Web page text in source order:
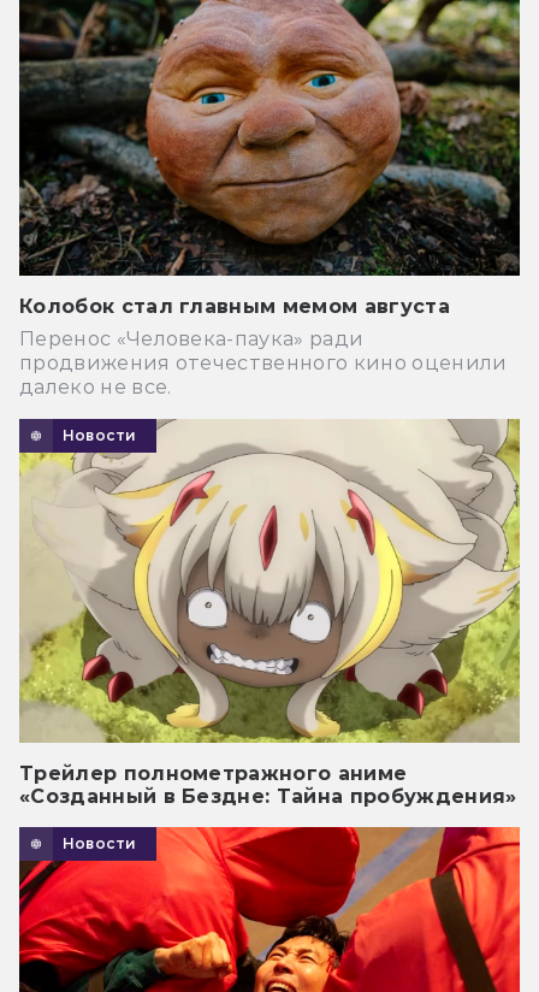
Колобок стал главным мемом августа
Перенос «Человека-паука» ради
продвижения отечественного кино оценили
далеко не все.
Новости
Трейлер полнометражного аниме
«Созданный в Бездне: Тайна пробуждения»
Новости